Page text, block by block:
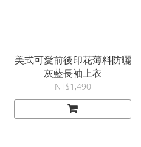
美式可愛前後印花薄料防曬
灰藍長袖上衣
NT$1,490